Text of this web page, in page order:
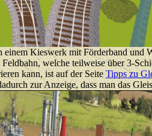
Kieswerk mit Förderband
welche teilweise über 3-
kann, ist auf der SeiteTipps zu
zur Anzeige, dass man das